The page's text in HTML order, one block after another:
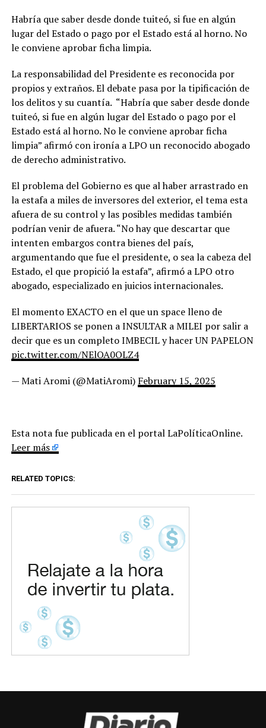
Habría que saber desde donde tuiteó, si fue en algún
lugar del Estado o pago por el Estado está al horno. No
le conviene aprobar ficha limpia.
La responsabilidad del Presidente es reconocida por
propios y extraños. El debate pasa por la tipificación de
los delitos y su cuantía. “Habría que saber desde donde
tuiteó, si fue en algún lugar del Estado o pago por el
Estado está al horno. No le conviene aprobar ficha
limpia” afirmó con ironía a LPO un reconocido abogado
de derecho administrativo.
El problema del Gobierno es que al haber arrastrado en
la estafa a miles de inversores del exterior, el tema esta
afuera de su control y las posibles medidas también
podrían venir de afuera. “No hay que descartar que
intenten embargos contra bienes del país,
argumentando que fue el presidente, o sea la cabeza del
Estado, el que propició la estafa”, afirmó a LPO otro
abogado, especializado en juicios internacionales.
El momento EXACTO en el que un space lleno de
LIBERTARIOS se ponen a INSULTAR a MILEI por salir a
decir que es un completo IMBECIL y hacer UN PAPELON
pic.twitter.com/NElOA0QLZ4
— Mati Aromi (@MatiAromi) February 15, 2025
Esta nota fue publicada en el portal LaPolíticaOnline.
Leer más
RELATED TOPICS: